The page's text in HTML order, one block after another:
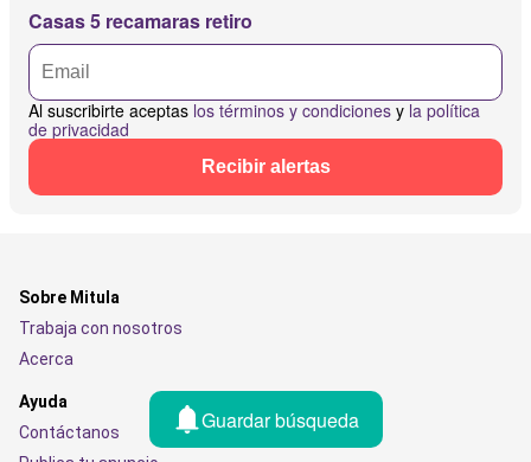
Casas 5 recamaras retiro
Al suscribirte aceptas los términos y condiciones y la política
de privacidad
Recibir alertas
Guardar búsqueda
Sobre Mitula
Trabaja con nosotros
Acerca
Ayuda
Contáctanos